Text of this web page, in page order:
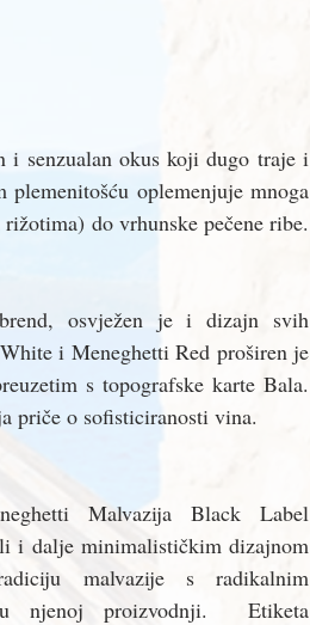
i senzualan okus koji dugo traje i
oplemenjuje mnoga
do vrhunske pečene ribe.
osvježen je i dizajn svih
i Meneghetti Red proširen je
s topografske karte Bala.
priče o sofisticiranosti vina.
Malvazija Black Label
i dalje minimalističkim dizajnom
malvazije s radikalnim
njenoj proizvodnji.  Etiketa